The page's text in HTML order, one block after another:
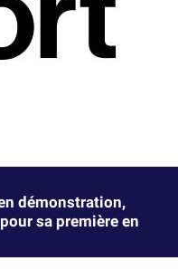
démonstration,
sa première en